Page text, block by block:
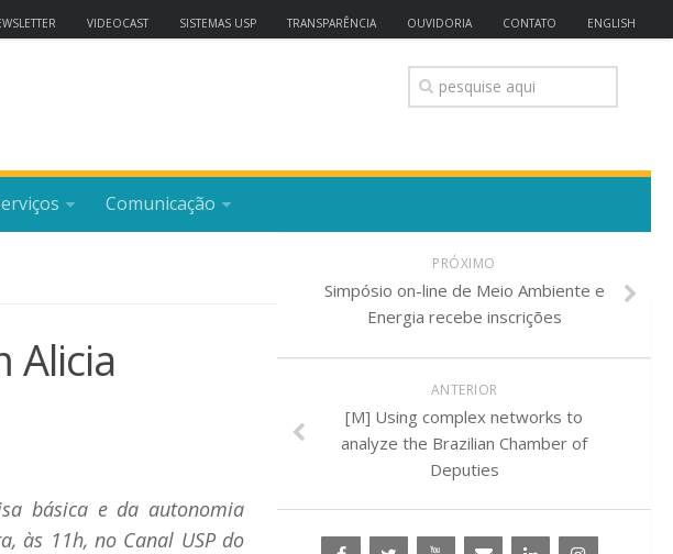
VIDEOCAST SISTEMAS USP TRANSPARÊNCIA OUVIDORIA CONTATO ENGLISH
Comunicação
Alicia
básica e da autonomia
às 11h, no Canal USP do
PRÓXIMO
Simpósio on-line de Meio Ambiente e
Energia recebe inscrições
ANTERIOR
[M] Using complex networks to
analyze the Brazilian Chamber of
Deputies